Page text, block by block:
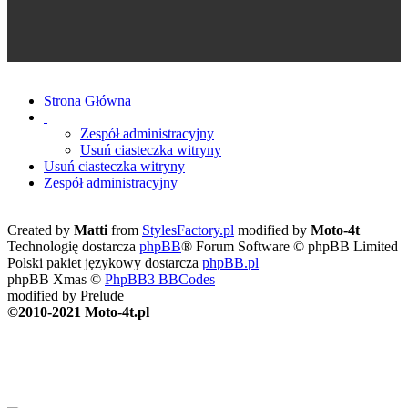
Strona Główna
Zespół administracyjny
Usuń ciasteczka witryny
Usuń ciasteczka witryny
Zespół administracyjny
Created by Matti from StylesFactory.pl modified by Moto-4t
Technologię dostarcza phpBB® Forum Software © phpBB Limited
Polski pakiet językowy dostarcza phpBB.pl
phpBB Xmas © PhpBB3 BBCodes
modified by Prelude
©2010-2021 Moto-4t.pl